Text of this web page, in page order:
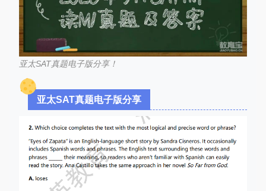
亚太SAT真题电子版分享！
亚太SAT真题电子版分享